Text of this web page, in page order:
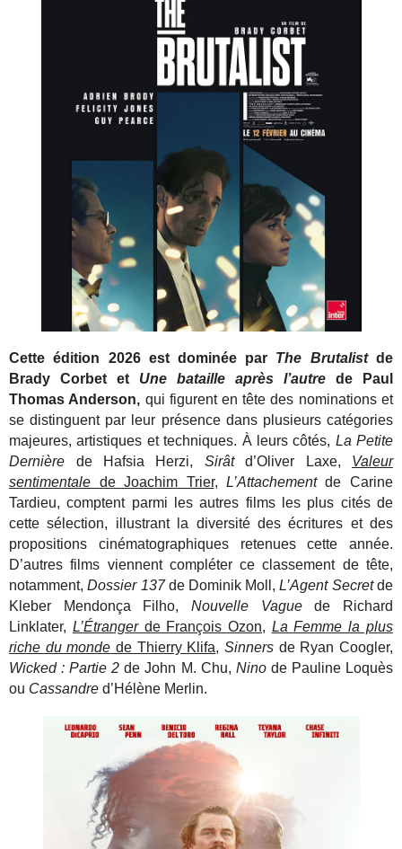
Cette édition 2026 est dominée par The Brutalist de
Brady Corbet et Une bataille après l’autrede Paul
Thomas Anderson, qui figurent en tête des nominations et
se distinguent par leur présence dans plusieurs catégories
majeures, artistiques et techniques. À leurs côtés, La Petite
Dernière de Hafsia Herzi, Sirâtd’Oliver Laxe, Valeur
sentimentale de Joachim Trier, L’Attachementde Carine
Tardieu, comptent parmi les autres films les plus cités de
cette sélection, illustrant la diversité des écritures et des
propositions cinématographiques retenues cette année.
D’autres films viennent compléter ce classement de tête,
notamment,Dossier 137de Dominik Moll,L’Agent Secretde
Kleber Mendonça Filho, Nouvelle Vaguede Richard
Linklater, L’Étrangerde François Ozon, La Femme la plus
riche du monde de Thierry Klifa, Sinners de Ryan Coogler,
Wicked : Partie 2 de John M. Chu, Ninode Pauline Loquès
ou Cassandred’Hélène Merlin.